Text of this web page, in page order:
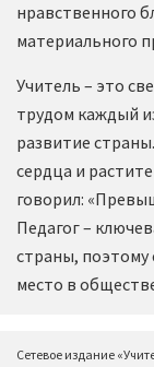
нравственного
материального
Учитель – это
трудом каждый
развитие
сердца и
говорил:
Педагог –
страны,
место в
Сетевое издание